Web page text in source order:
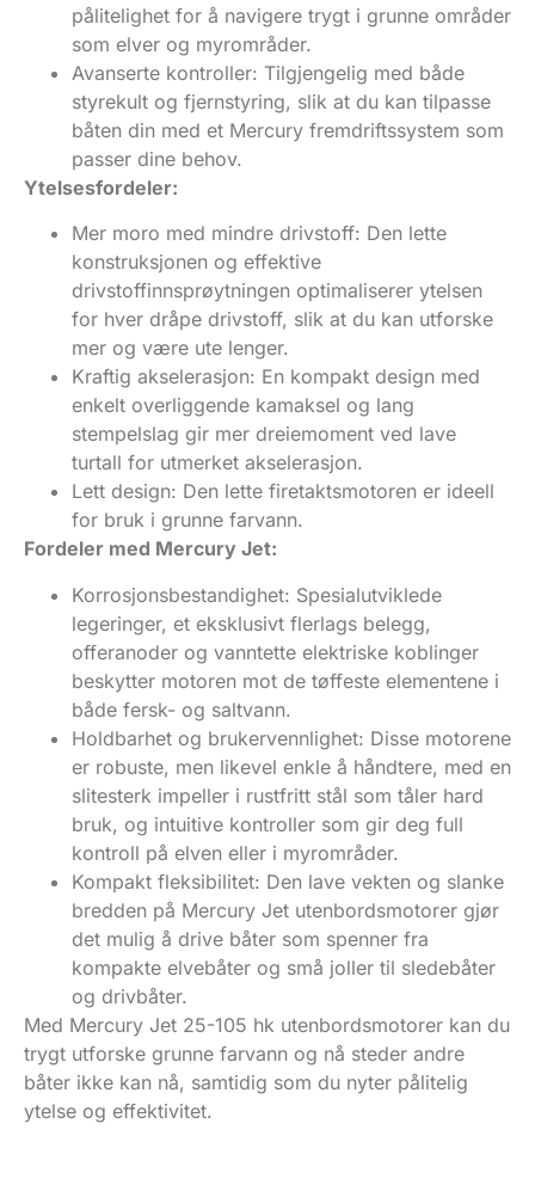
pålitelighet for å navigere trygt i grunne områder
som elver og myrområder.
Avanserte kontroller: Tilgjengelig med både
styrekult og fjernstyring, slik at du kan tilpasse
båten din med et Mercury fremdriftssystem som
passer dine behov.
Ytelsesfordeler:
Mer moro med mindre drivstoff: Den lette
konstruksjonen og effektive
drivstoffinnsprøytningen optimaliserer ytelsen
for hver dråpe drivstoff, slik at du kan utforske
mer og være ute lenger.
Kraftig akselerasjon: En kompakt design med
enkelt overliggende kamaksel og lang
stempelslag gir mer dreiemoment ved lave
turtall for utmerket akselerasjon.
Lett design: Den lette firetaktsmotoren er ideell
for bruk i grunne farvann.
Fordeler med Mercury Jet:
Korrosjonsbestandighet: Spesialutviklede
legeringer, et eksklusivt flerlags belegg,
offeranoder og vanntette elektriske koblinger
beskytter motoren mot de tøffeste elementene i
både fersk- og saltvann.
Holdbarhet og brukervennlighet: Disse motorene
er robuste, men likevel enkle å håndtere, med en
slitesterk impeller i rustfritt stål som tåler hard
bruk, og intuitive kontroller som gir deg full
kontroll på elven eller i myrområder.
Kompakt fleksibilitet: Den lave vekten og slanke
bredden på Mercury Jet utenbordsmotorer gjør
det mulig å drive båter som spenner fra
kompakte elvebåter og små joller til sledebåter
og drivbåter.
Med Mercury Jet 25-105 hk utenbordsmotorer kan du
trygt utforske grunne farvann og nå steder andre
båter ikke kan nå, samtidig som du nyter pålitelig
ytelse og effektivitet.